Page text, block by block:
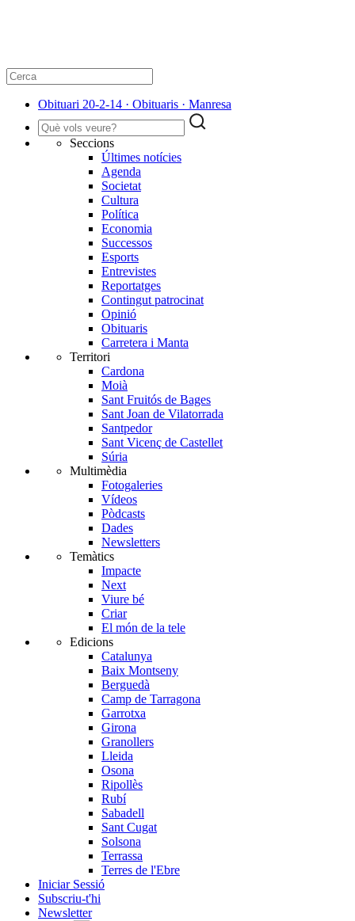
Obituari 20-2-14 · Obituaris · Manresa
Seccions
Últimes notícies
Agenda
Societat
Cultura
Política
Economia
Successos
Esports
Entrevistes
Reportatges
Contingut patrocinat
Opinió
Obituaris
Carretera i Manta
Territori
Cardona
Moià
Sant Fruitós de Bages
Sant Joan de Vilatorrada
Santpedor
Sant Vicenç de Castellet
Súria
Multimèdia
Fotogaleries
Vídeos
Pòdcasts
Dades
Newsletters
Temàtics
Impacte
Next
Viure bé
Criar
El món de la tele
Edicions
Catalunya
Baix Montseny
Berguedà
Camp de Tarragona
Garrotxa
Girona
Granollers
Lleida
Osona
Ripollès
Rubí
Sabadell
Sant Cugat
Solsona
Terrassa
Terres de l'Ebre
Iniciar Sessió
Subscriu-t'hi
Newsletter